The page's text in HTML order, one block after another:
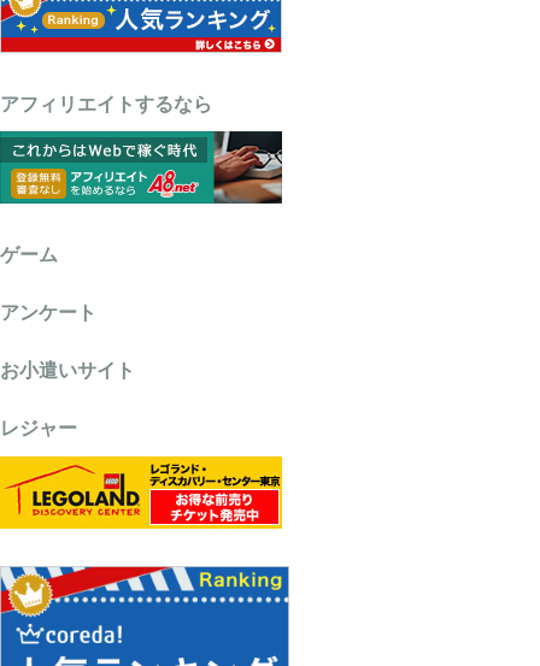
アフィリエイトするなら
ゲーム
アンケート
お小遣いサイト
レジャー